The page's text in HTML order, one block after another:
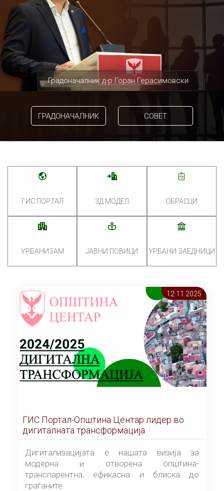
Градоначалник д-р Горан Герасимовски
ГРАДОНАЧАЛНИК СОВЕТ
ГИС ПОРТАЛ 3Д МОДЕЛ ОБРАСЦИ
УРБАНИЗАМ ЈАВНИ ПОВИЦИ УРБАНИ ЗАЕДНИЦИ
12.11 2025
ГИС Портал-Општина Центар лидер во
дигиталната трансформација
Дигитализацијата е нашата визија за
модерна и отворена општина-
транспарентна, ефикасна и блиска до
граѓаните.